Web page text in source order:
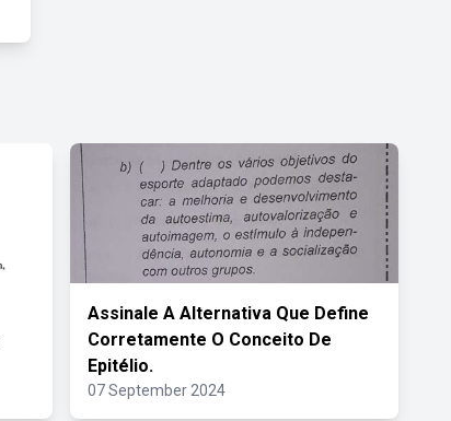
Assinale A Alternativa Que Define
Corretamente O Conceito De
Epitélio.
07 September 2024